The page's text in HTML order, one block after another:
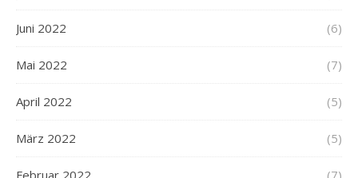
Juni 2022 (6)
Mai 2022 (7)
April 2022 (5)
März 2022 (5)
Februar 2022 (7)